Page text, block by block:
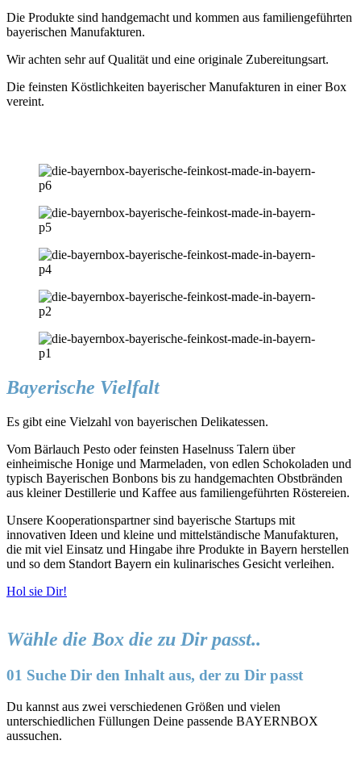
Die Produkte sind handgemacht und kommen aus familiengeführten
bayerischen Manufakturen.
Wir achten sehr auf Qualität und eine originale Zubereitungsart.
Die feinsten Köstlichkeiten bayerischer Manufakturen in einer Box
vereint.
Bayerische Vielfalt
Es gibt eine Vielzahl von bayerischen Delikatessen.
Vom Bärlauch Pesto oder feinsten Haselnuss Talern über
einheimische Honige und Marmeladen, von edlen Schokoladen und
typisch Bayerischen Bonbons bis zu handgemachten Obstbränden
aus kleiner Destillerie und Kaffee aus familiengeführten Röstereien.
Unsere Kooperationspartner sind bayerische Startups mit
innovativen Ideen und kleine und mittelständische Manufakturen,
die mit viel Einsatz und Hingabe ihre Produkte in Bayern herstellen
und so dem Standort Bayern ein kulinarisches Gesicht verleihen.
Hol sie Dir!
Wähle die Box die zu Dir passt..
01 Suche Dir den Inhalt aus, der zu Dir passt
Du kannst aus zwei verschiedenen Größen und vielen
unterschiedlichen Füllungen Deine passende BAYERNBOX
aussuchen.